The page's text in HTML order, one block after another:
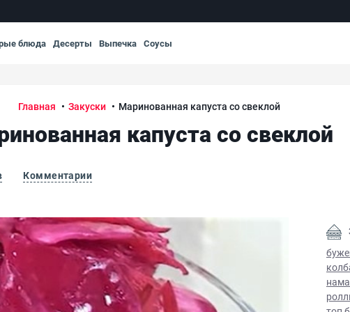
блюда Десерты Выпечка Соусы
Главная Закуски Маринованная капуста со свеклой
капуста со свеклой
Комментарии